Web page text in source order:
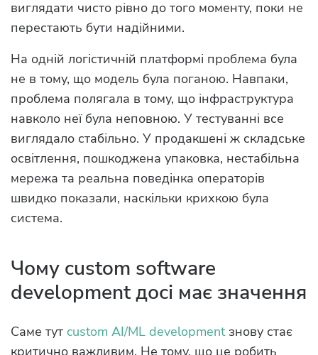
виглядати чисто рівно до того моменту, поки не
перестають бути надійними.
На одній логістичній платформі проблема була
не в тому, що модель була поганою. Навпаки,
проблема полягала в тому, що інфраструктура
навколо неї була неповною. У тестуванні все
виглядало стабільно. У продакшені ж складське
освітлення, пошкоджена упаковка, нестабільна
мережа та реальна поведінка операторів
швидко показали, наскільки крихкою була
система.
Чому custom software
development досі має значення
Саме тут custom AI/ML developmentзнову стає
критично важливим. Не тому, що це робить